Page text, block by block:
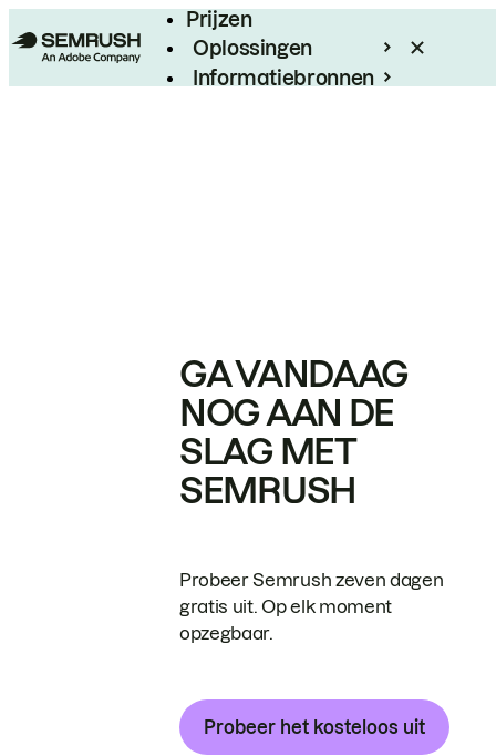
Prijzen
Oplossingen
Informatiebronnen
GA VANDAAG
NOG AAN DE
SLAG MET
SEMRUSH
Probeer Semrush zeven dagen
gratis uit. Op elk moment
opzegbaar.
Probeer het kosteloos uit